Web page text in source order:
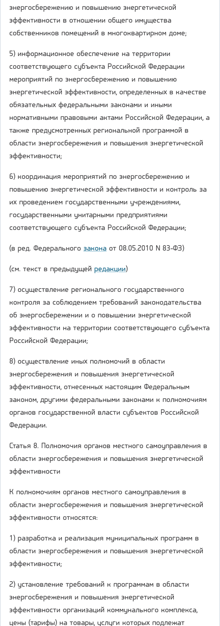
энергосбережению и повышению энергетической
эффективности в отношении общего имущества
собственников помещений в многоквартирном доме;
5) информационное обеспечение на территории
соответствующего субъекта Российской Федерации
мероприятий по энергосбережению и повышению
энергетической эффективности, определенных в качестве
обязательных федеральными законами и иными
нормативными правовыми актами Российской Федерации, а
также предусмотренных региональной программой в
области энергосбережения и повышения энергетической
эффективности;
6) координация мероприятий по энергосбережению и
повышению энергетической эффективности и контроль за
их проведением государственными учреждениями,
государственными унитарными предприятиями
соответствующего субъекта Российской Федерации;
(в ред. Федерального закона от 08.05.2010 N 83-ФЗ)
(см. текст в предыдущей редакции)
7) осуществление регионального государственного
контроля за соблюдением требований законодательства
об энергосбережении и о повышении энергетической
эффективности на территории соответствующего субъекта
Российской Федерации;
8) осуществление иных полномочий в области
энергосбережения и повышения энергетической
эффективности, отнесенных настоящим Федеральным
законом, другими федеральными законами к полномочиям
органов государственной власти субъектов Российской
Федерации.
Статья 8. Полномочия органов местного самоуправления в
области энергосбережения и повышения энергетической
эффективности
К полномочиям органов местного самоуправления в
области энергосбережения и повышения энергетической
эффективности относятся:
1) разработка и реализация муниципальных программ в
области энергосбережения и повышения энергетической
эффективности;
2) установление требований к программам в области
энергосбережения и повышения энергетической
эффективности организаций коммунального комплекса,
цены (тарифы) на товары, услуги которых подлежат